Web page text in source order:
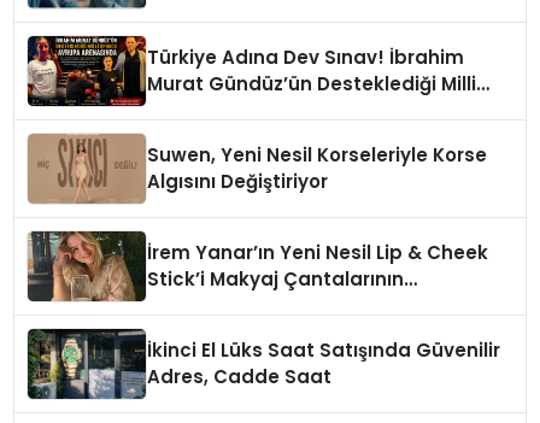
Türkiye Adına Dev Sınav! İbrahim
Murat Gündüz’ün Desteklediği Milli
Suwen, Yeni Nesil Korseleriyle Korse
Algısını Değiştiriyor
İrem Yanar’ın Yeni Nesil Lip & Cheek
Stick’i Makyaj Çantalarının
İkinci El Lüks Saat Satışında Güvenilir
Adres, Cadde Saat